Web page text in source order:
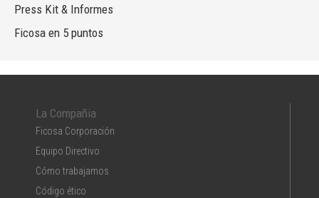
Press Kit & Informes
Ficosa en 5 puntos
La Compañia
Ficosa Corporación
Equipo Directivo
Cómo trabajamos
Código ético